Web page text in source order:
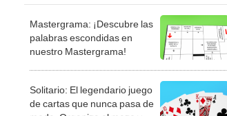
Mastergrama: ¡Descubre las
palabras escondidas en
nuestro Mastergrama!
Solitario: El legendario juego
de cartas que nunca pasa de